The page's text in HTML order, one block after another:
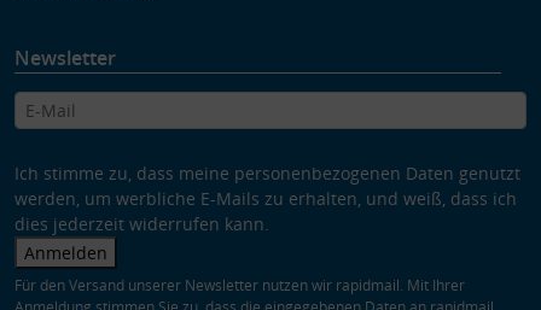
Newsletter
Ich stimme zu, dass meine personenbezogenen Daten genutzt
werden, um werbliche E-Mails zu erhalten, und weiß, dass ich
dies jederzeit widerrufen kann.
Anmelden
Für den Versand unserer Newsletter nutzen wir rapidmail. Mit Ihrer